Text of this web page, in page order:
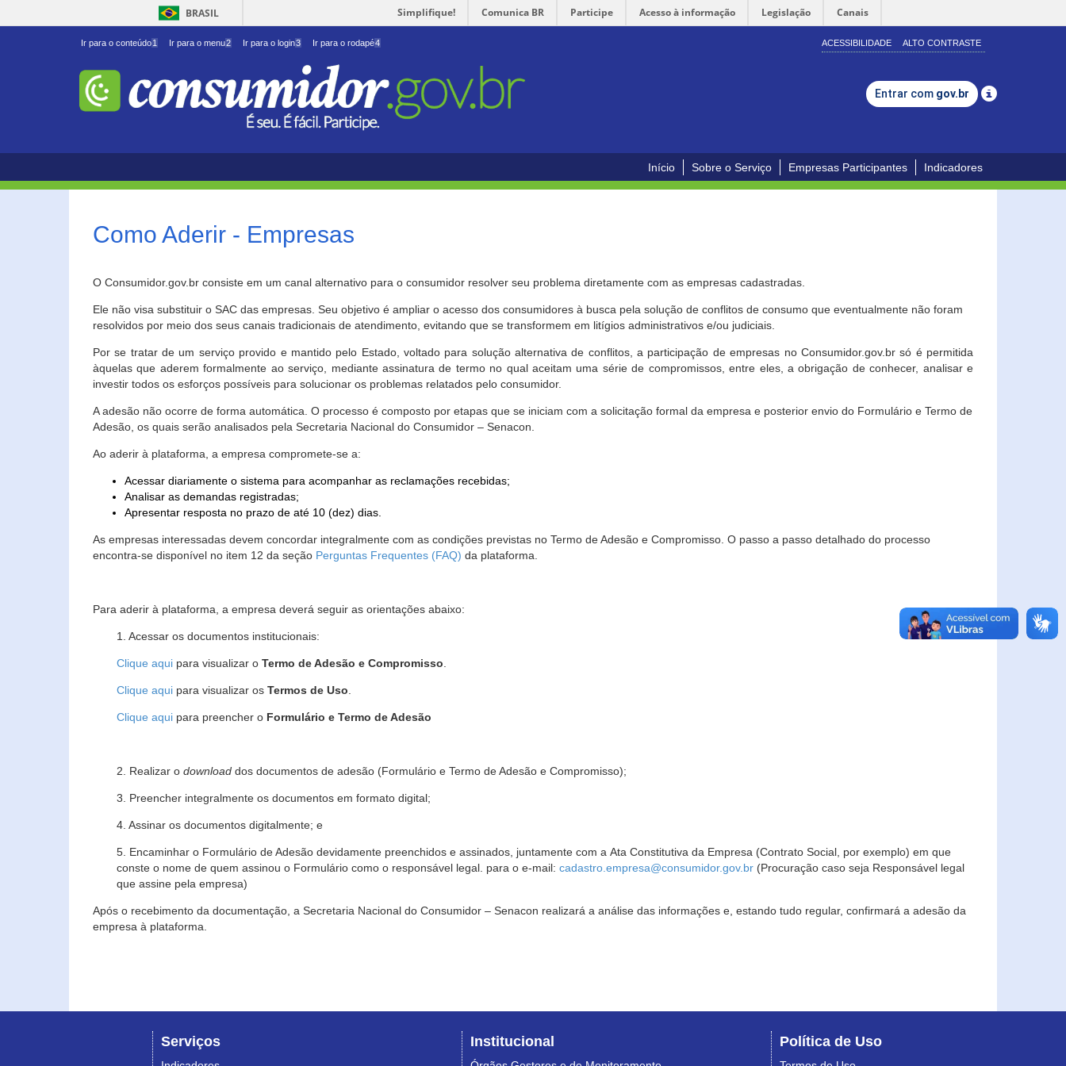
BRASIL Simplifique! Comunica BR Participe Acesso à informação Legislação Canais
Ir para o conteúdo1 Ir para o menu2 Ir para o login3 Ir para o rodapé4 ACESSIBILIDADE ALTO CONTRASTE
Entrar com gov.br
Início Sobre o Serviço Empresas Participantes Indicadores
Como Aderir - Empresas
O Consumidor.gov.br consiste em um canal alternativo para o consumidor resolver seu problema diretamente com as empresas cadastradas.
Ele não visa substituir o SAC das empresas. Seu objetivo é ampliar o acesso dos consumidores à busca pela solução de conflitos de consumo que eventualmente não foram
resolvidos por meio dos seus canais tradicionais de atendimento, evitando que se transformem em litígios administrativos e/ou judiciais.
Por se tratar de um serviço provido e mantido pelo Estado, voltado para solução alternativa de conflitos, a participação de empresas no Consumidor.gov.br só é permitida
àquelas que aderem formalmente ao serviço, mediante assinatura de termo no qual aceitam uma série de compromissos, entre eles, a obrigação de conhecer, analisar e
investir todos os esforços possíveis para solucionar os problemas relatados pelo consumidor.
A adesão não ocorre de forma automática. O processo é composto por etapas que se iniciam com a solicitação formal da empresa e posterior envio do Formulário e Termo de
Adesão, os quais serão analisados pela Secretaria Nacional do Consumidor – Senacon.
Ao aderir à plataforma, a empresa compromete-se a:
Acessar diariamente o sistema para acompanhar as reclamações recebidas;
Analisar as demandas registradas;
Apresentar resposta no prazo de até 10 (dez) dias.
As empresas interessadas devem concordar integralmente com as condições previstas no Termo de Adesão e Compromisso. O passo a passo detalhado do processo
encontra-se disponível no item 12 da seção Perguntas Frequentes (FAQ) da plataforma.
Para aderir à plataforma, a empresa deverá seguir as orientações abaixo:
1. Acessar os documentos institucionais:
Clique aqui para visualizar o Termo de Adesão e Compromisso
Clique aqui para visualizar os Termos de Uso
Clique aqui para preencher o Formulário e Termo de Adesão
2. Realizar o download dos documentos de adesão (Formulário e Termo de Adesão e Compromisso);
3. Preencher integralmente os documentos em formato digital;
4. Assinar os documentos digitalmente; e
5. Encaminhar o Formulário de Adesão devidamente preenchidos e assinados, juntamente com a Ata Constitutiva da Empresa (Contrato Social, por exemplo) em que
conste o nome de quem assinou o Formulário como o responsável legal. para o e-mail: cadastro.empresa@consumidor.gov.br (Procuração caso seja Responsável legal
que assine pela empresa)
Após o recebimento da documentação, a Secretaria Nacional do Consumidor – Senacon realizará a análise das informações e, estando tudo regular, confirmará a adesão da
empresa à plataforma.
Serviços Institucional Política de Uso